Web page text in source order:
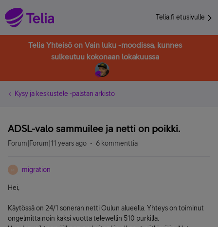
Telia.fi etusivulle
Telia Yhteisö on Vain luku -moodissa, kunnes
sulkeutuu kokonaan lokakuussa
Kysy ja keskustele -palstan arkisto
ADSL-valo sammuilee ja netti on poikki.
Forum|Forum|11 years ago 6 kommenttia
M migration
Hei,
Käytössä on 24/1 soneran netti Oulun alueella. Yhteys on toiminut
ongelmitta noin kaksi vuotta telewellin 510 purkilla.